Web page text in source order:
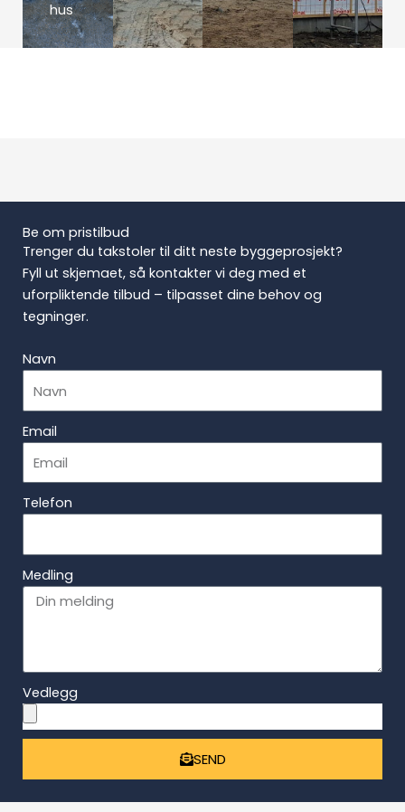
hus
Be om pristilbud
Trenger du takstoler til ditt neste byggeprosjekt?
Fyll ut skjemaet, så kontakter vi deg med et
uforpliktende tilbud – tilpasset dine behov og
tegninger.
Navn
Email
Telefon
Medling
Vedlegg
SEND